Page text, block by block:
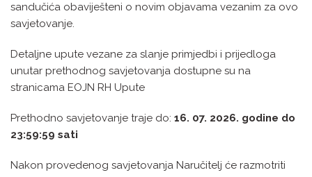
sandučića obaviješteni o novim objavama vezanim za ovo
savjetovanje.
Detaljne upute vezane za slanje primjedbi i prijedloga
unutar prethodnog savjetovanja dostupne su na
stranicama EOJN RH Upute
Prethodno savjetovanje traje do: 16. 07. 2026. godine do
23:59:59 sati
Nakon provedenog savjetovanja Naručitelj će razmotriti